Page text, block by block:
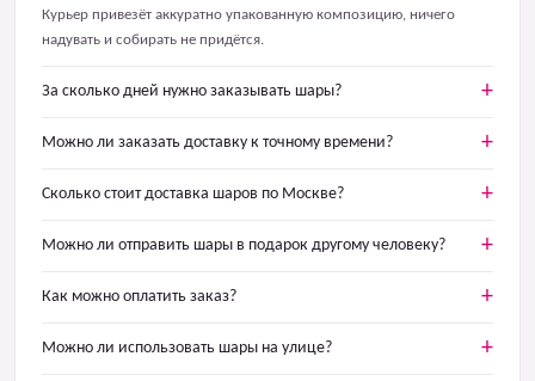
Курьер привезёт аккуратно упакованную композицию, ничего
надувать и собирать не придётся.
За сколько дней нужно заказывать шары?
Можно ли заказать доставку к точному времени?
Сколько стоит доставка шаров по Москве?
Можно ли отправить шары в подарок другому человеку?
Как можно оплатить заказ?
Можно ли использовать шары на улице?